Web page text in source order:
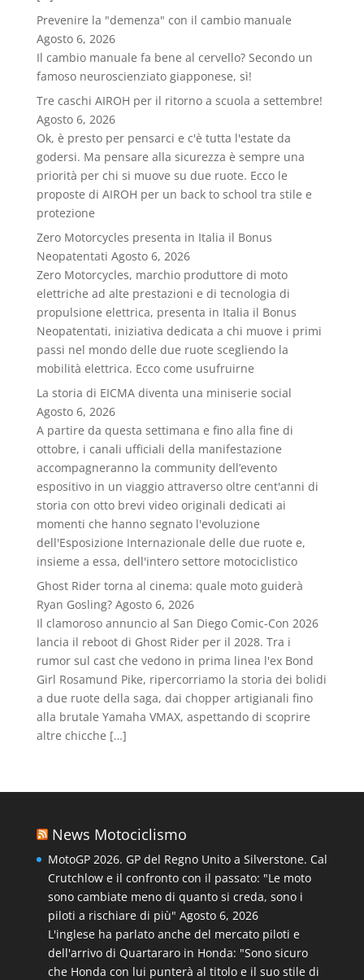
Prevenire la "demenza" con il cambio manuale
Agosto 6, 2026
Il cambio manuale fa bene al cervello? Secondo un
famoso neuroscienziato giapponese, sì!
Tre caschi AIROH per il ritorno a scuola a settembre!
Agosto 6, 2026
Ok, è presto per pensarci e c'è tutta l'estate da
godersi. Ma pensare alla sicurezza è sempre una
priorità per chi si muove su due ruote. Ecco le
proposte di AIROH per un back to school tra stile e
protezione
Zero Motorcycles presenta in Italia il Bonus
Neopatentati Agosto 6, 2026
Zero Motorcycles, marchio produttore di moto
elettriche ad alte prestazioni e di tecnologia di
propulsione elettrica, presenta in Italia il Bonus
Neopatentati, iniziativa dedicata a chi muove i primi
passi nel mondo delle due ruote scegliendo la
mobilità elettrica. Ecco come usufruirne
La storia di EICMA diventa una miniserie social
Agosto 6, 2026
A partire da questa settimana e fino alla fine di
ottobre, i canali ufficiali della manifestazione
accompagneranno la community dell’evento
espositivo in un viaggio attraverso oltre cent'anni di
storia con otto brevi video originali dedicati ai
momenti che hanno segnato l'evoluzione
dell'Esposizione Internazionale delle due ruote e,
insieme a essa, dell'intero settore motociclistico
Ghost Rider torna al cinema: quale moto guiderà
Ryan Gosling? Agosto 6, 2026
Il clamoroso annuncio al San Diego Comic-Con 2026
lancia il reboot di Ghost Rider per il 2028. Tra i
rumor sul cast che vedono in prima linea l'ex Bond
Girl Rosamund Pike, ripercorriamo la storia dei bolidi
a due ruote della saga, dai chopper artigianali fino
alla brutale Yamaha VMAX, aspettando di scoprire
altre chicche […]
News Motociclismo
MotoGP 2026. GP del Regno Unito a Silverstone. Cal
Crutchlow e il confronto con il passato: "Le moto
sono cambiate meno di quanto si creda, sono i
piloti a rischiare di più" Agosto 6, 2026
L'inglese ha parlato anche del mercato piloti e
dell'arrivo di Quartararo in Honda: "Sono sicuro
che Honda con lui punterà al titolo e il suo stile di